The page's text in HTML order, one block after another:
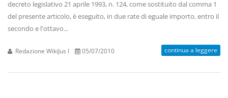
decreto legislativo 21 aprile 1993, n. 124, come sostituito dal comma 1
del presente articolo, è eseguito, in due rate di eguale importo, entro il
secondo e l'ottavo...
Redazione WikiJus I 05/07/2010 continua a leggere